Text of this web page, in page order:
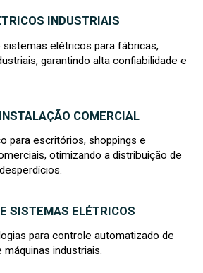
INDUSTRIAIS
elétricos para fábricas,
garantindo alta confiabilidade e
COMERCIAL
para escritórios, shoppings e
otimizando a distribuição de
SISTEMAS ELÉTRICOS
para controle automatizado de
máquinas industriais.